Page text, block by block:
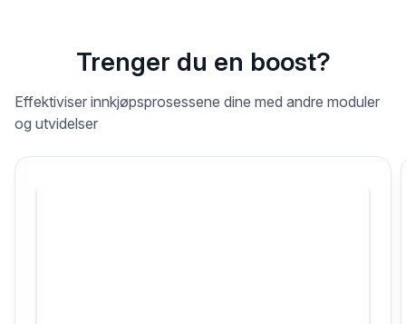
Trenger du en boost?
Effektiviser innkjøpsprosessene dine med andre moduler
og utvidelser